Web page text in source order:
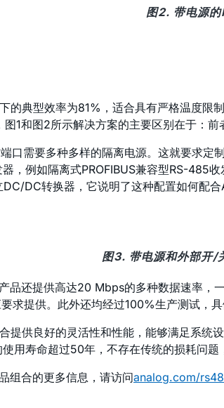
图2. 带电源
的典型效率为81%，适合具有严格温度
1和图2所示解决方案的主要区别在于：
口需要多种多样的隔离电源。这就要求
，例如隔离式PROFIBUS兼容型RS-485收
DC转换器，它说明了这种配置如何配合
图3. 带电源和外部开
品还提供高达20 Mbps的多种数据速率
求提供。此外还均经过100%生产测试，
供良好的灵活性和性能，能够满足系统
用寿命超过50年，不存在传统的损耗问题
组合的更多信息，请访问analog.com/